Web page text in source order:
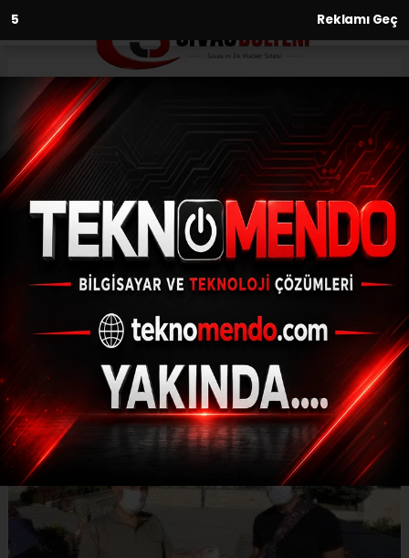
2 Reklamı Geç
Anasayfa
Sivaslı iş adamı memleketinde
15 bin adet maske dağıttırdı
31.08.2020 - 11:13, Güncelleme: 31.08.2020 - 11:13
Sivaslı iş adamı Selamet Ağaoğulları Sivas
halkına dağıtılmak üzere Sivas'a 15 bin adet
maske gönderdi.
ABONE OL